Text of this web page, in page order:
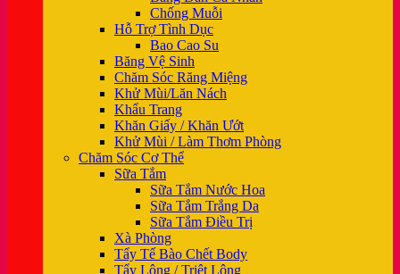
Chống Muỗi
Hỗ Trợ Tình Dục
Bao Cao Su
Băng Vệ Sinh
Chăm Sóc Răng Miệng
Khử Mùi/Lăn Nách
Khẩu Trang
Khăn Giấy / Khăn Ướt
Khử Mùi / Làm Thơm Phòng
Chăm Sóc Cơ Thể
Sữa Tắm
Sữa Tắm Nước Hoa
Sữa Tắm Trắng Da
Sữa Tắm Điều Trị
Xà Phòng
Tẩy Tế Bào Chết Body
Tẩy Lông / Triệt Lông